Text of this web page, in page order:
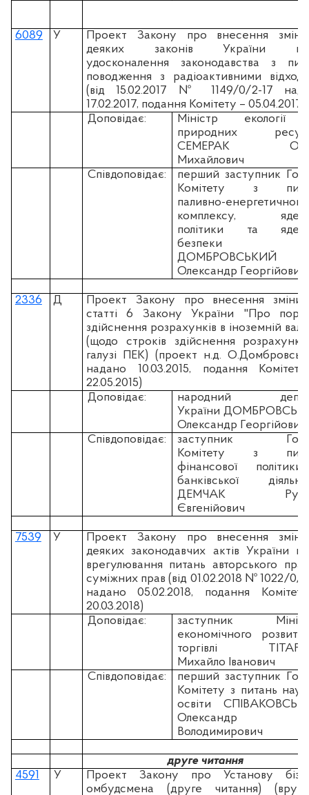
6089 У
Проект Закону про внесення змін
деяких законів України
удосконалення законодавства з
поводження з радіоактивними
(вiд 15.02.2017 № 1149/0/2-17
17.02.2017, подання Комітету – 05.04.2017)
Доповідає:
Міністр екології
природних
СЕМЕРАК
Михайлович
Співдоповідає:
перший заступник
Комітету з
паливно-енергетичного
комплексу,
політики та
безпеки
ДОМБРОВСЬКИЙ
Олександр Георгійович
2336 Д
Проект Закону про внесення зміни
статті 6 Закону України "Про
здійснення розрахунків в іноземній
(щодо строків здійснення
галузі ПЕК) (проект н.д.
надано 10.03.2015, подання
22.05.2015)
Доповідає:
народний
України
Олександр Георгійович
Співдоповідає:
заступник
Комітету з
фінансової
банківської
ДЕМЧАК
Євгенійович
7539 У
Проект Закону про внесення змін
деяких законодавчих актів України
врегулювання питань авторського
суміжних прав (вiд 01.02.2018 № 1022/0/
надано 05.02.2018, подання
20.03.2018)
Доповідає:
заступник
економічного
торгівлі
Михайло Іванович
Співдоповідає:
перший заступник
Комітету з питань
освіти
Олександр
Володимирович
друге читання
4591
У
Проект Закону про Установу
омбудсмена (друге читання)